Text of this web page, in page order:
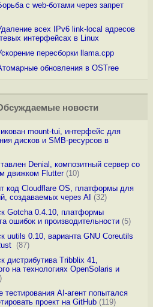
с web-ботами через запрет
всех IPv6 link-local адресов
интерфейсах в Linux
пересборки llama.cpp
обновления в OSTree
новости
mount-tui, интерфейс для
дисков и SMB-ресурсов в
Denial, композитный сервер со
движком Flutter(10)
код Cloudflare OS, платформы для
создаваемых через AI
(32)
Gotcha 0.4.10, платформы
ошибок и производительности(5)
uutils 0.10, варианта GNU Coreutils
(87)
дистрибутива Tribblix 41,
на технологиях OpenSolaris и
тестирования AI-агент попытался
проект на GitHub(119)